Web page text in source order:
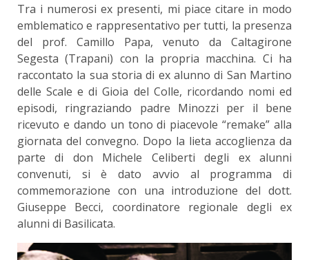
Tra i numerosi ex presenti, mi piace citare in modo
emblematico e rappresentativo per tutti, la presenza
del prof. Camillo Papa, venuto da Caltagirone
Segesta (Trapani) con la propria macchina. Ci ha
raccontato la sua storia di ex alunno di San Martino
delle Scale e di Gioia del Colle, ricordando nomi ed
episodi, ringraziando padre Minozzi per il bene
ricevuto e dando un tono di piacevole “remake” alla
giornata del convegno. Dopo la lieta accoglienza da
parte di don Michele Celiberti degli ex alunni
convenuti, si è dato avvio al programma di
commemorazione con una introduzione del dott.
Giuseppe Becci, coordinatore regionale degli ex
alunni di Basilicata.